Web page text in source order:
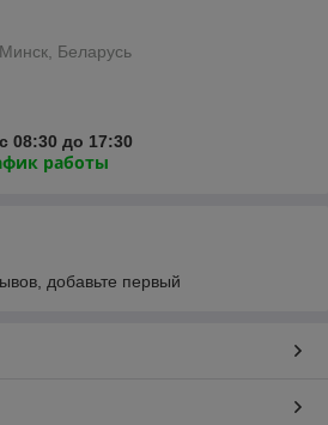
Беларусь
08:30 до 17:30
работы
добавьте первый